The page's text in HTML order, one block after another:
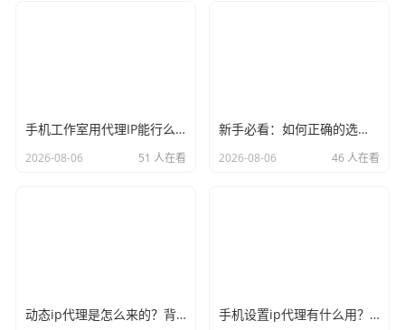
手机工作室用代理IP能行么？过来人的经验告诉你答案
2026-08-06 51 人在看
新手必看：如何正确的选择代理ip软件，别再交智商税了
2026-08-06 46 人在看
动态ip代理是怎么来的？背后的原理比你想象的精彩 手机设置ip代理有什么用？不只是改定位那么简单